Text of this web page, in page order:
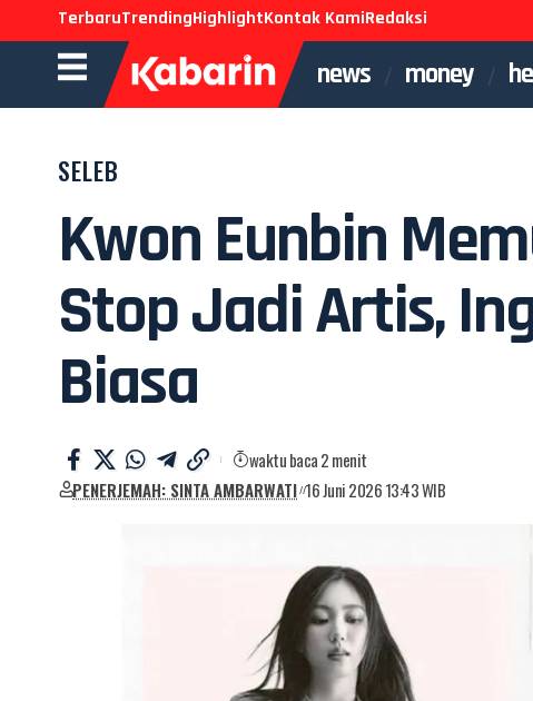
TerbaruTrendingHighlightKontak KamiRedaksi
news money
SELEB
Kwon Eunbin
Stop Jadi Artis,
Biasa
PENERJEMAH: SINTA AMBARWATI 16 Juni 2026 13:43 WIB
waktu baca 2 menit